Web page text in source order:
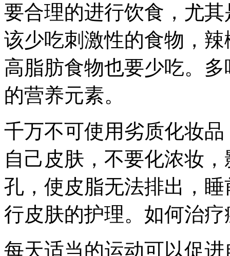
要合理的进行饮食，尤
该少吃刺激性的食物，
高脂肪食物也要少吃。
的营养元素。
千万不可使用劣质化妆
自己皮肤，不要化浓妆
孔，使皮脂无法排出，
行皮肤的护理。如何治疗
每天适当的运动可以促